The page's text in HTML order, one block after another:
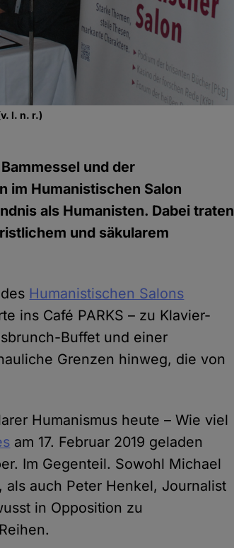
l. n. r.)
und der
im Humanistischen Salon
als Humanisten. Dabei traten
und säkularem
Humanistischen Salons
ins Café PARKS – zu Klavier-
Buffet und einer
Grenzen hinweg, die von
Humanismus heute – Wie viel
am 17. Februar 2019 geladen
Im Gegenteil. Sowohl Michael
als auch Peter Henkel, Journalist
in Opposition zu